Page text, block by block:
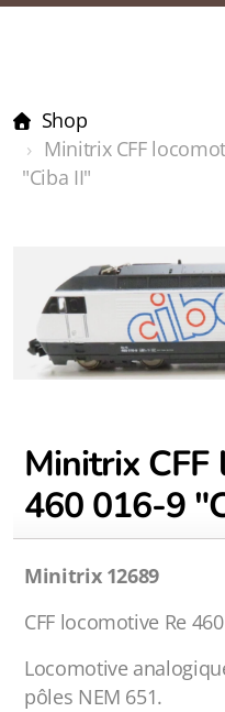
Shop
Minitrix CFF
"Ciba II"
Minitrix CFF
460 016-9
Minitrix 12689
CFF locomotive Re
Locomotive
pôles NEM 651.